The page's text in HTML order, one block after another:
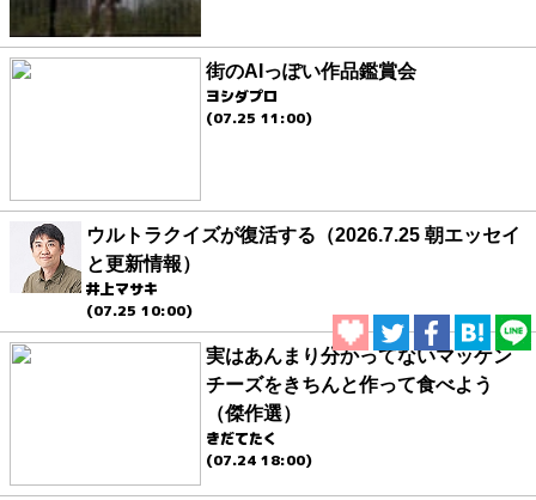
街のAIっぽい作品鑑賞会
ヨシダプロ
(07.25 11:00)
ウルトラクイズが復活する（2026.7.25 朝エッセイ
と更新情報）
井上マサキ
(07.25 10:00)
実はあんまり分かってないマッケン
チーズをきちんと作って食べよう
（傑作選）
きだてたく
(07.24 18:00)